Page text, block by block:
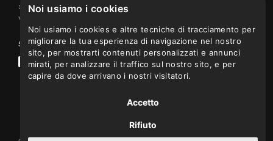
Noi usiamo i cookies
Noi usiamo i cookies e altre tecniche di tracciamento per
migliorare la tua esperienza di navigazione nel nostro
sito, per mostrarti contenuti personalizzati e annunci
mirati, per analizzare il traffico sul nostro sito, e per
capire da dove arrivano i nostri visitatori.
Accetto
Rifiuto
17456 Alimos
Vedi sulla mappa
Seguici su